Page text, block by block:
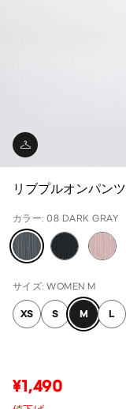
リブプルオンパンツ
カラー: 08 DARK GRAY
サイズ: WOMEN M
XS S M L
¥1,490